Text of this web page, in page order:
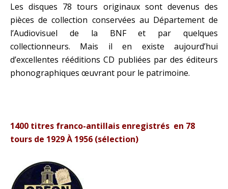
Les disques 78 tours originaux sont devenus des
pièces de collection conservées au Département de
l’Audiovisuel de la BNF et par quelques
collectionneurs. Mais il en existe aujourd’hui
d’excellentes rééditions CD publiées par des éditeurs
phonographiques œuvrant pour le patrimoine.
1400 titres franco-antillais enregistrés en 78
tours de 1929 À 1956 (sélection)